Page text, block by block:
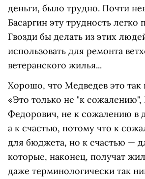
деньги, было трудно. Почти
Басаргин эту трудность легко
Гвозди бы делать из этих
использовать для ремонта
ветеранского жилья...
Хорошо, что Медведев это так
«Это только не "к сожалению",
Федорович, не к сожалению в
а к счастью, потому что к
для бюджета, но к счастью —
которые, наконец, получат
даже терминологически так